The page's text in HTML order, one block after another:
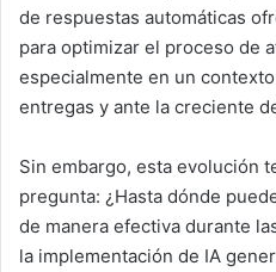
de respuestas automáticas
para optimizar el proceso de
especialmente en un
entregas y ante la creciente
Sin embargo, esta evolución
pregunta: ¿Hasta dónde
de manera efectiva durante
la implementación de IA